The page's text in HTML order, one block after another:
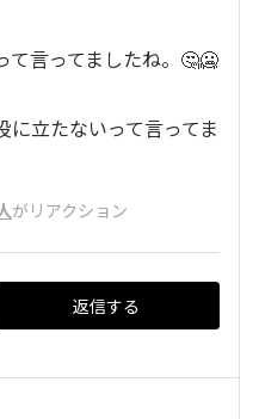
て言ってましたね。🤔🥶
立たないって言ってま
がリアクション
返信する